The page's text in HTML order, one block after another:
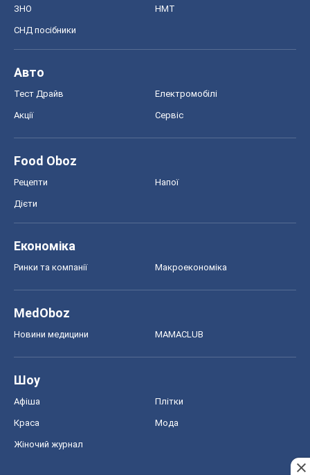
ЗНО НМТ
СНД посібники
Авто
Тест Драйв Електромобілі
Акції Сервіс
Food Oboz
Рецепти Напої
Дієти
Економіка
Ринки та компанії Макроекономіка
MedOboz
Новини медицини MAMACLUB
Шоу
Афіша Плітки
Краса Мода
Жіночий журнал